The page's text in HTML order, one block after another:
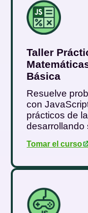
Taller
Básica
Resuelve
con
prácticos de
desarrollando
Tomar el curso.